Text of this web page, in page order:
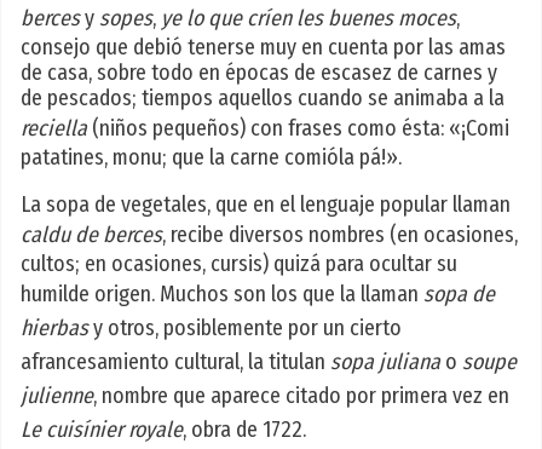
bercesy sopes, ye lo que críen les buenes moces,
consejo que debió tenerse muy en cuenta por las amas
de casa, sobre todo en épocas de escasez de carnes y
de pescados; tiempos aquellos cuando se animaba a la
reciella (niños pequeños) con frases como ésta: «¡Comi
patatines, monu; que la carne comióla pá!».
La sopa de vegetales, que en el lenguaje popular llaman
caldu de berces, recibe diversos nombres (en ocasiones,
cultos; en ocasiones, cursis) quizá para ocultar su
humilde origen. Muchos son los que la llaman sopa de
hierbasy otros, posiblemente por un cierto
afrancesamiento cultural, la titulan sopa juliana o soupe
julienne, nombre que aparece citado por primera vez en
Le cuisínier royale, obra de 1722.